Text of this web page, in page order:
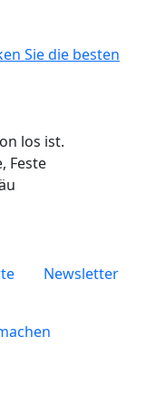
los ist.
Feste
Newsletter